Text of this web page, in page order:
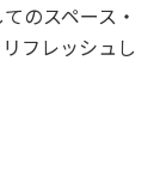
のスペース・
フレッシュし